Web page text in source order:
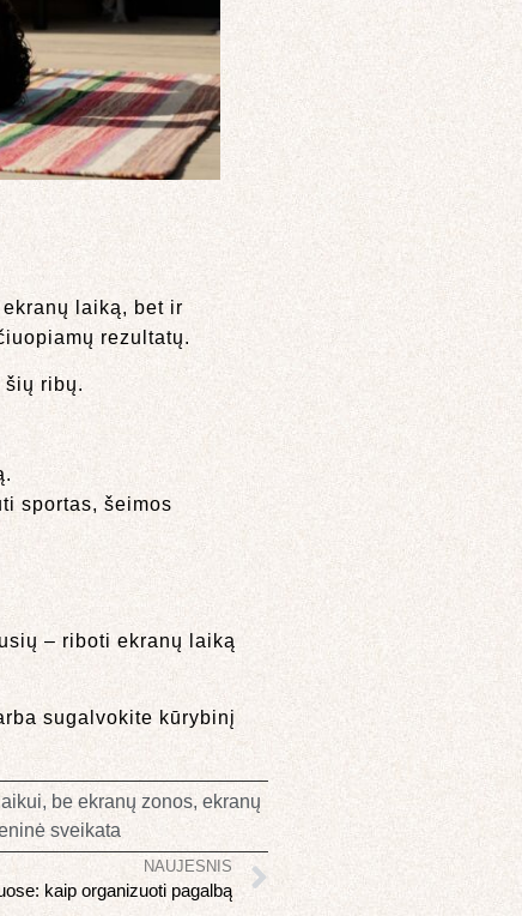
laiką, bet ir
rezultatų.
ribų.
sportas, šeimos
– riboti ekranų laiką
sugalvokite kūrybinį
, be ekranų zonos, ekranų
sveikata
NAUJESNIS
kaip organizuoti pagalbą